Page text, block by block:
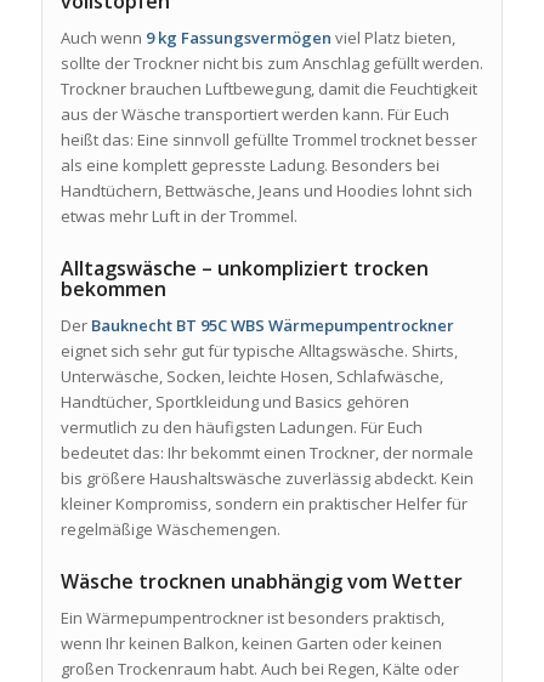
Auch wenn 9 kg Fassungsvermögen viel Platz bieten,
sollte der Trockner nicht bis zum Anschlag gefüllt werden.
Trockner brauchen Luftbewegung, damit die Feuchtigkeit
aus der Wäsche transportiert werden kann. Für Euch
heißt das: Eine sinnvoll gefüllte Trommel trocknet besser
als eine komplett gepresste Ladung. Besonders bei
Handtüchern, Bettwäsche, Jeans und Hoodies lohnt sich
etwas mehr Luft in der Trommel.
Alltagswäsche – unkompliziert trocken
bekommen
Der Bauknecht BT 95C WBS Wärmepumpentrockner
eignet sich sehr gut für typische Alltagswäsche. Shirts,
Unterwäsche, Socken, leichte Hosen, Schlafwäsche,
Handtücher, Sportkleidung und Basics gehören
vermutlich zu den häufigsten Ladungen. Für Euch
bedeutet das: Ihr bekommt einen Trockner, der normale
bis größere Haushaltswäsche zuverlässig abdeckt. Kein
kleiner Kompromiss, sondern ein praktischer Helfer für
regelmäßige Wäschemengen.
Wäsche trocknen unabhängig vom Wetter
Ein Wärmepumpentrockner ist besonders praktisch,
wenn Ihr keinen Balkon, keinen Garten oder keinen
großen Trockenraum habt. Auch bei Regen, Kälte oder